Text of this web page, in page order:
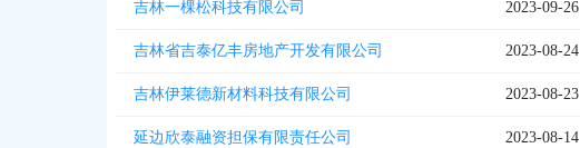
吉林一棵松科技有限公司 2023-09-26
吉林省吉泰亿丰房地产开发有限公司 2023-08-24
吉林伊莱德新材料科技有限公司 2023-08-23
延边欣泰融资担保有限责任公司 2023-08-14